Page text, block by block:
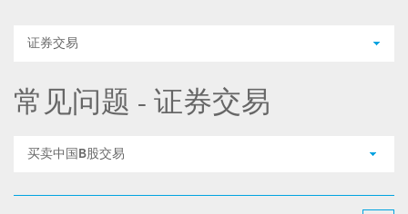
证券交易
常见问题 - 证券交易
买卖中国B股交易